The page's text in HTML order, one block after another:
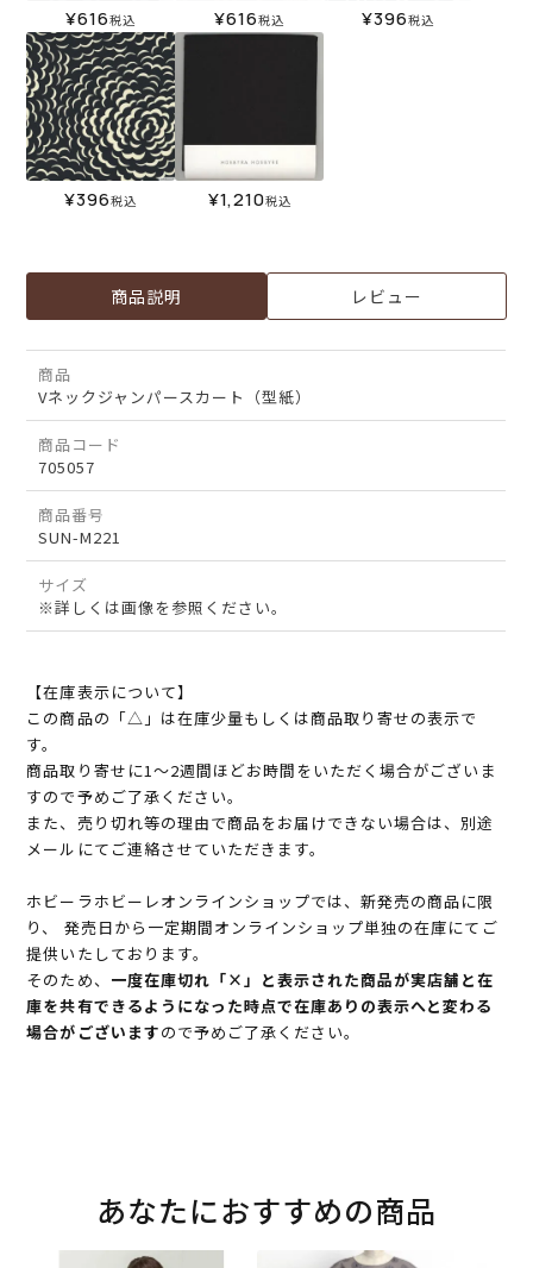
¥616税込 ¥616税込 ¥396税込
¥396税込 ¥1,210税込
商品説明 レビュー
商品
Vネックジャンパースカート（型紙）
商品コード
705057
商品番号
SUN-M221
サイズ
※詳しくは画像を参照ください。
【在庫表示について】
この商品の「△」は在庫少量もしくは商品取り寄せの表示で
す。
商品取り寄せに1～2週間ほどお時間をいただく場合がございま
すので予めご了承ください。
また、売り切れ等の理由で商品をお届けできない場合は、別途
メールにてご連絡させていただきます。
ホビーラホビーレオンラインショップでは、新発売の商品に限
り、 発売日から一定期間オンラインショップ単独の在庫にてご
提供いたしております。
そのため、 一度在庫切れ「×」と表示された商品が実店舗と在
庫を共有できるようになった時点で在庫ありの表示へと変わる
場合がございますので予めご了承ください。
あなたにおすすめの商品